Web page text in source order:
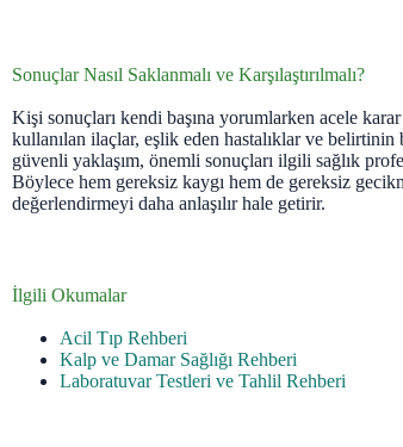
Sonuçlar Nasıl Saklanmalı ve Karşılaştırılmalı?
Kişi sonuçları kendi başına yorumlarken acele
kullanılan ilaçlar, eşlik eden hastalıklar ve belirtinin
güvenli yaklaşım, önemli sonuçları ilgili sağlık
Böylece hem gereksiz kaygı hem de gereksiz
değerlendirmeyi daha anlaşılır hale getirir.
İlgili Okumalar
Acil Tıp Rehberi
Kalp ve Damar Sağlığı Rehberi
Laboratuvar Testleri ve Tahlil Rehberi